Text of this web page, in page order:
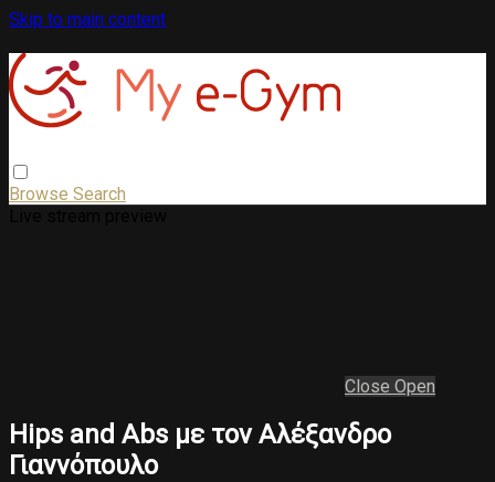
Skip to main content
Browse Search
Close Open
Hips and Abs με τον Αλέξανδρο
Γιαννόπουλο